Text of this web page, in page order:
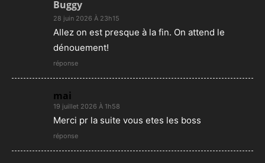
Buggy
28 juin 2026 À 23h15
Allez on est presque à la fin. On attend le
dénouement!
réponse
mai
19 juillet 2026 À 1h58
Merci pr la suite vous etes les boss
réponse